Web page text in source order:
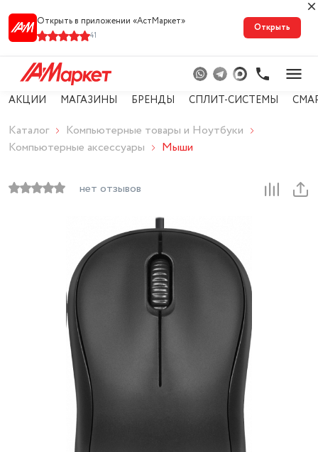
Открыть в приложении «АстМарке‪т‬»
41
Открыть
АКЦИИ МАГАЗИНЫ БРЕНДЫ СПЛИТ-СИСТЕМЫ
Каталог
Компьютерные товары и Ноутбуки
Компьютерные аксессуары
Мыши
нет отзывов